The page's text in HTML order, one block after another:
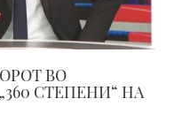
ВО
СТЕПЕНИ“ НА